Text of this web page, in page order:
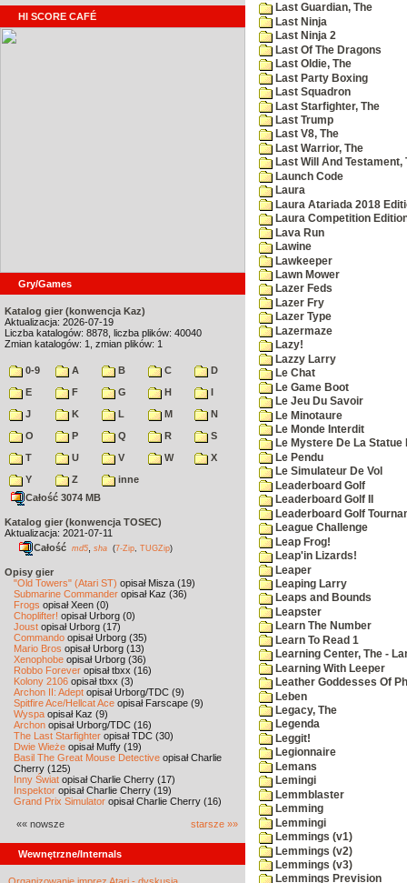
HI SCORE CAFÉ
Gry/Games
Katalog gier (konwencja Kaz)
Aktualizacja: 2026-07-19
Liczba katalogów: 8878, liczba plików: 40040
Zmian katalogów: 1, zmian plików: 1
0-9 A B C
D
E
F G H
I
J
K L M
N
O
P Q R
S
T
U V W
X
Y
Z
inne
Całość 3074 MB
Katalog gier (konwencja TOSEC)
Aktualizacja: 2021-07-11
Całość md5 sha (7-Zip TUGZip)
Opisy gier
"Old Towers" (Atari ST) opisał Misza (19)
Submarine Commander opisał Kaz (36)
Frogs opisał Xeen (0)
Choplifter! opisał Urborg (0)
Joust opisał Urborg (17)
Commando opisał Urborg (35)
Mario Bros opisał Urborg (13)
Xenophobe opisał Urborg (36)
Robbo Forever opisał tbxx (16)
Kolony 2106 opisał tbxx (3)
Archon II: Adept opisał Urborg/TDC (9)
Spitfire Ace/Hellcat Ace opisał Farscape (9)
Wyspa opisał Kaz (9)
Archon opisał Urborg/TDC (16)
The Last Starfighter opisał TDC (30)
Dwie Wieże opisał Muffy (19)
Basil The Great Mouse Detective opisał Charlie
Cherry (125)
Inny Świat opisał Charlie Cherry (17)
Inspektor opisał Charlie Cherry (19)
Grand Prix Simulator opisał Charlie Cherry (16)
«« nowsze starsze »»
Wewnętrzne/Internals
Last Guardian, The
Last Ninja
Last Ninja 2
Last Of The Dragons
Last Oldie, The
Last Party Boxing
Last Squadron
Last Starfighter, The
Last Trump
Last V8, The
Last Warrior, The
Last Will And Testament,
Launch Code
Laura
Laura Atariada 2018
Laura Competition
Lava Run
Lawine
Lawkeeper
Lawn Mower
Lazer Feds
Lazer Fry
Lazer Type
Lazermaze
Lazy!
Lazzy Larry
Le Chat
Le Game Boot
Le Jeu Du Savoir
Le Minotaure
Le Monde Interdit
Le Mystere De La Statue
Le Pendu
Le Simulateur De Vol
Leaderboard Golf
Leaderboard Golf II
Leaderboard Golf
League Challenge
Leap Frog!
Leap'in Lizards!
Leaper
Leaping Larry
Leaps and Bounds
Leapster
Learn The Number
Learn To Read 1
Learning Center, The -
Learning With Leeper
Leather Goddesses Of
Leben
Legacy, The
Legenda
Leggit!
Legionnaire
Lemans
Lemingi
Lemmblaster
Lemming
Lemmingi
Lemmings (v1)
Lemmings (v2)
Lemmings (v3)
Lemmings Prevision